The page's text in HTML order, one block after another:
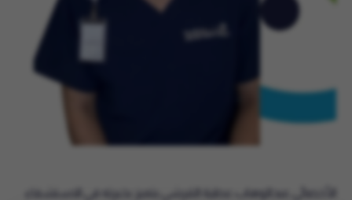
الأخصائي عبدالوهاب عطية القرشي يتميز بخبرته في الاستشفاء